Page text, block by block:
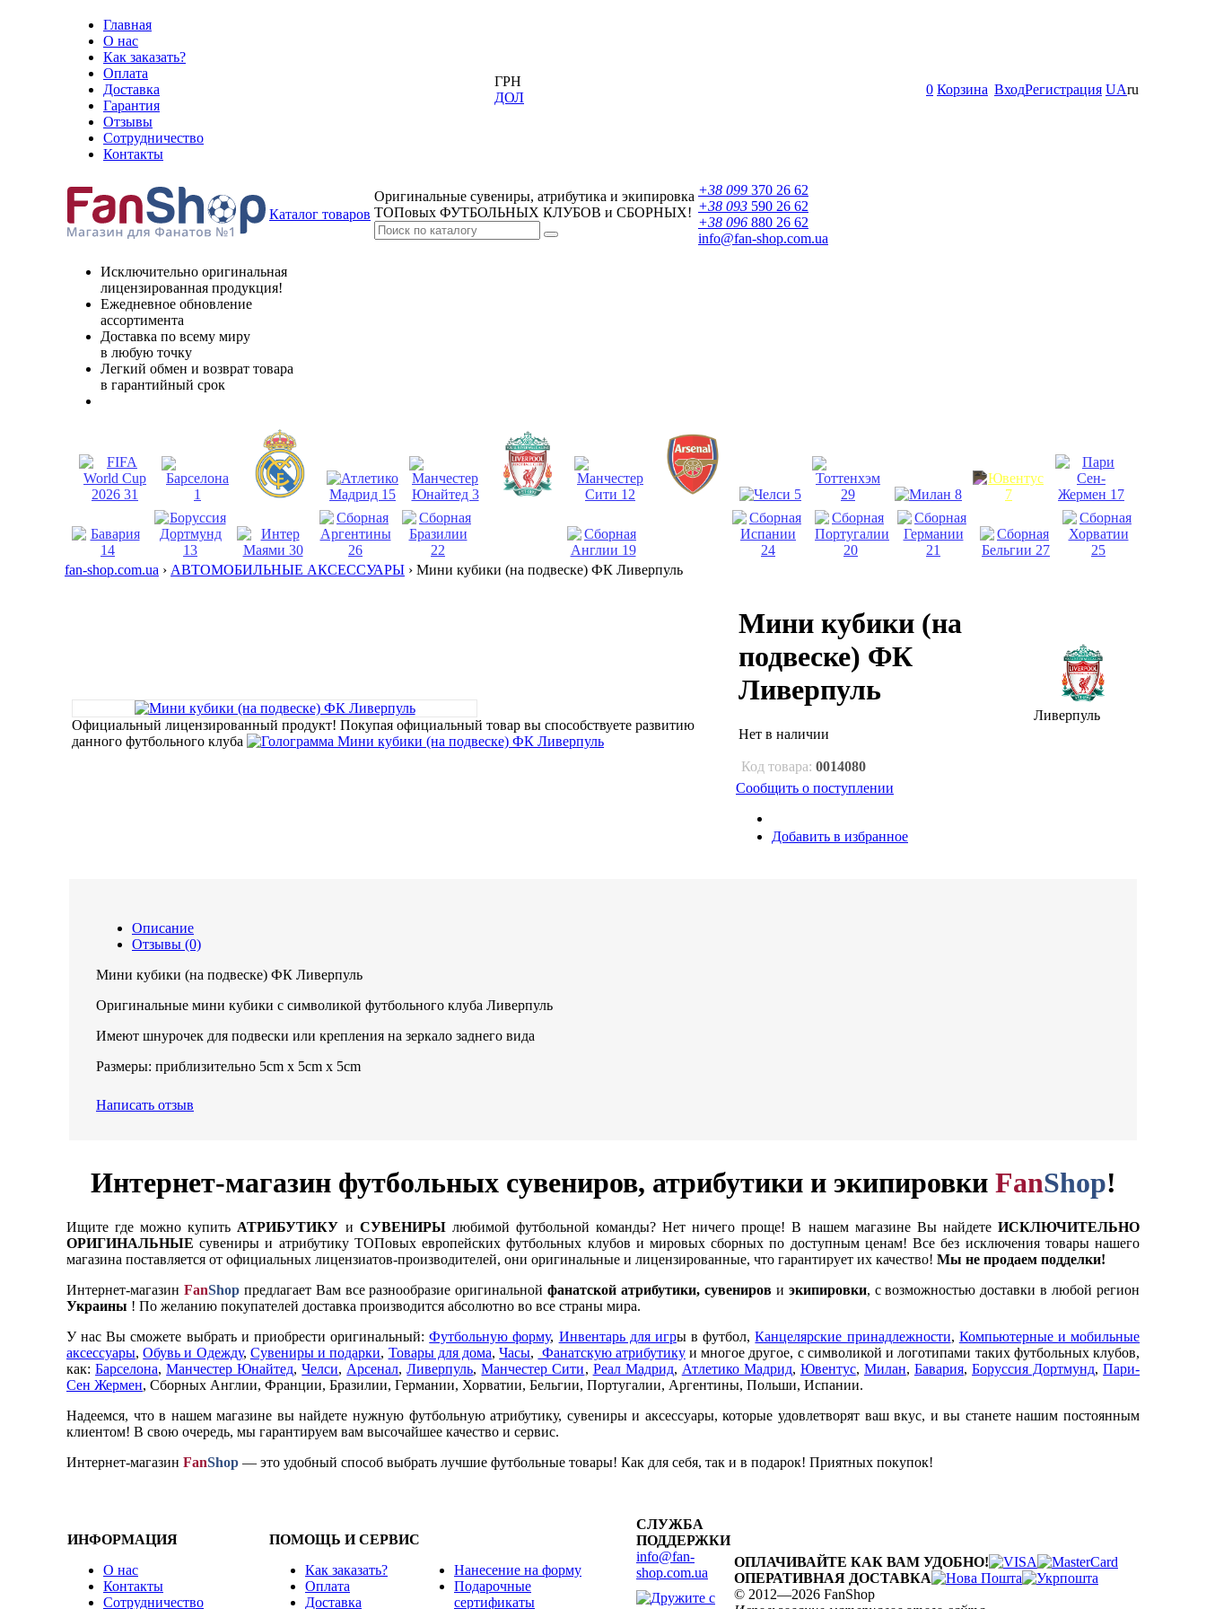
Главная
О нас
Как заказать?
Оплата
Доставка
Гарантия
Отзывы
Сотрудничество
Контакты
ГРН
ДОЛ
0 Корзина ВходРегистрация UAru
Каталог товаров
Оригинальные сувениры, атрибутика и экипировка
ТОПовых ФУТБОЛЬНЫХ КЛУБОВ и СБОРНЫХ!
+38 099 370 26 62
+38 093 590 26 62
+38 096 880 26 62
info@fan-shop.com.ua
Исключительно оригинальная
лицензированная продукция!
Ежедневное обновление
ассортимента
Доставка по всему миру
в любую точку
Легкий обмен и возврат товара
в гарантийный срок
fan-shop.com.ua › АВТОМОБИЛЬНЫЕ АКСЕССУАРЫ › Мини кубики (на подвеске) ФК Ливерпуль
Официальный лицензированный продукт! Покупая официальный товар вы способствуете развитию
данного футбольного клуба
Мини кубики (на
подвеске) ФК
Ливерпуль
Нет в наличии
Код товара: 0014080
Ливерпуль
Сообщить о поступлении
Добавить в избранное
Описание
Отзывы (0)
Мини кубики (на подвеске) ФК Ливерпуль
Оригинальные мини кубики с символикой футбольного клуба Ливерпуль
Имеют шнурочек для подвески или крепления на зеркало заднего вида
Размеры: приблизительно 5cm x 5cm x 5cm
Написать отзыв
Интернет-магазин футбольных сувениров, атрибутики и экипировки FanShop!
Ищите где можно купить АТРИБУТИКУ и СУВЕНИРЫлюбимой футбольной команды? Нет ничего проще! В нашем магазине Вы найдетеИСКЛЮЧИТЕЛЬНО
ОРИГИНАЛЬНЫЕ сувениры и атрибутику ТОПовых европейских футбольных клубов и мировых сборных по доступным ценам! Все без исключения товары нашего
магазина поставляется от официальных лицензиатов-производителей, они оригинальные и лицензированные, что гарантирует их качество! Мы не продаем подделки!
Интернет-магазин FanShopпредлагает Вам все разнообразие оригинальнойфанатской атрибутики, сувенирови экипировки, с возможностью доставки в любой регион
Украины ! По желанию покупателей доставка производится абсолютно во все страны мира.
У нас Вы сможете выбрать и приобрести оригинальный:Футбольную форму, Инвентарь для игры в футбол,Канцелярские принадлежности, Компьютерные и мобильные
аксессуары,Обувь и Одежду, Сувениры и подарки, Товары для дома,Часы, Фанатскую атрибутикуи многое другое, с символикой и логотипами таких футбольных клубов,
как:Барселона,Манчестер Юнайтед,Челси, Арсенал,Ливерпуль,Манчестер Сити, Реал Мадрид, Атлетико Мадрид, Ювентус, Милан, Бавария, Боруссия Дортмунд,Пари-
Сен Жермен, Сборных Англии, Франции, Бразилии, Германии, Хорватии, Бельгии, Португалии, Аргентины, Польши, Испании.
Надеемся, что в нашем магазине вы найдете нужную футбольную атрибутику, сувениры и аксессуары, которые удовлетворят ваш вкус, и вы станете нашим постоянным
клиентом! В свою очередь, мы гарантируем вам высочайшее качество и сервис.
Интернет-магазин FanShop — это удобный способ выбрать лучшие футбольные товары! Как для себя, так и в подарок! Приятных покупок!
ИНФОРМАЦИЯ
О нас
Контакты
Сотрудничество
ПОМОЩЬ И СЕРВИС
Как заказать?
Оплата
Доставка
Нанесение на форму
Подарочные
сертификаты
СЛУЖБА
ПОДДЕРЖКИ
info@fan-
shop.com.ua
ОПЛАЧИВАЙТЕ КАК ВАМ УДОБНО!
ОПЕРАТИВНАЯ ДОСТАВКА
© 2012—2026 FanShop